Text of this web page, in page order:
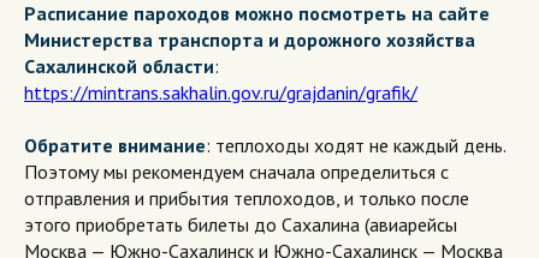
Расписание пароходов можно посмотреть на сайте
Министерства транспорта и дорожного хозяйства
Сахалинской области:
https://mintrans.sakhalin.gov.ru/grajdanin/grafik/
Обратите внимание: теплоходы ходят не каждый день.
Поэтому мы рекомендуем сначала определиться с
отправления и прибытия теплоходов, и только после
этого приобретать билеты до Сахалина (авиарейсы
Москва — Южно-Сахалинск и Южно-Сахалинск — Москва